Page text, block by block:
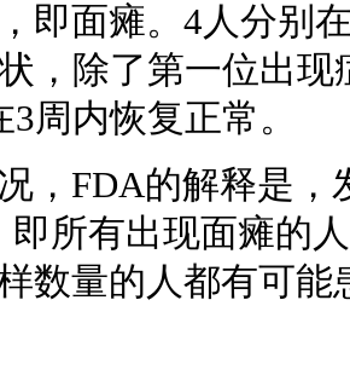
即面瘫。4人分别
，除了第一位出
周内恢复正常。
，FDA的解释是
即所有出现面瘫的
数量的人都有可